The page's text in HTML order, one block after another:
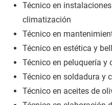
Técnico en
climatización
Técnico en
Técnico en estética y
Técnico en peluquería y
Técnico en soldadura y
Técnico en aceites de